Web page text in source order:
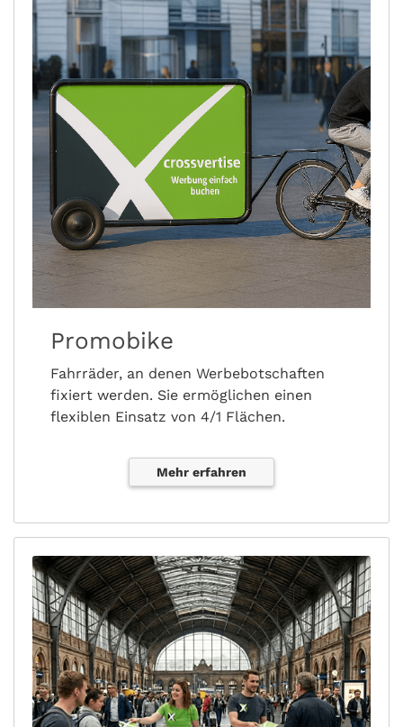
Promobike
Fahrräder, an denen Werbebotschaften
fixiert werden. Sie ermöglichen einen
flexiblen Einsatz von 4/1 Flächen.
Mehr erfahren